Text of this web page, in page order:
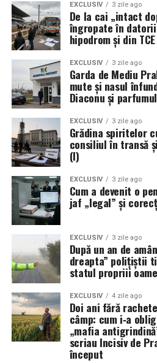
EXCLUSIV 3 zile ago
De la cai „intact
îngropate în
hipodrom și din TCE
EXCLUSIV 3 zile ago
Garda de Mediu
mute și nasul
Diaconu și
EXCLUSIV 3 zile ago
Grădina spiritelor
consiliul în transă
(I)
EXCLUSIV 3 zile ago
Cum a devenit o
jaf „legal” și
EXCLUSIV 3 zile ago
După un an de
dreapta” polițiștii
statul propriii
EXCLUSIV 4 zile ago
Doi ani fără
câmp: cum i‑a
„mafia
scriau Incisiv de
început